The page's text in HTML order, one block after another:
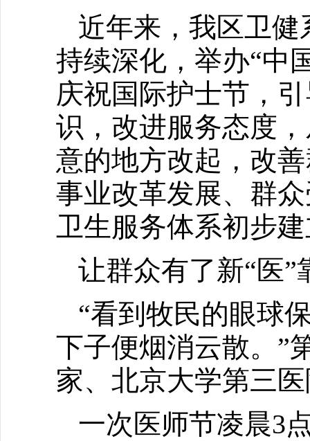
近年来，我区卫
持续深化，举办“中
庆祝国际护士节，
识，改进服务态度
意的地方改起，改
事业改革发展、群
卫生服务体系初步
让群众有了新“医”
“看到牧民的眼球
下子便烟消云散。”
家、北京大学第三
一次医师节凌晨3